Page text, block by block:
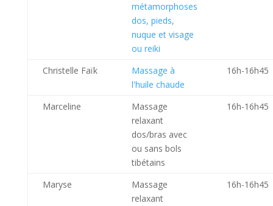
métamorphoses
dos, pieds,
nuque et visage
ou reiki
Christelle Faïk
Massage à
l'huile chaude
16h-16h45
Marceline
Massage
relaxant
dos/bras avec
ou sans bols
tibétains
16h-16h45
Maryse
Massage
relaxant
16h-16h45